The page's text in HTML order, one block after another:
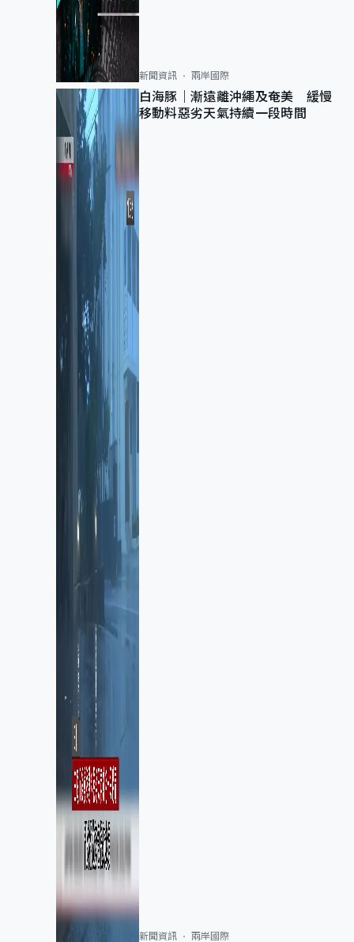
新聞資訊 兩岸國際
白海豚｜漸遠離沖繩及奄美 緩慢
移動料惡劣天氣持續一段時間
新聞資訊 兩岸國際